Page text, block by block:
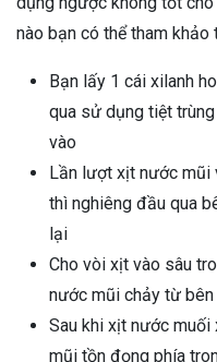
nào bạn có thể tham khảo
Bạn lấy 1 cái xilanh
qua sử dụng tiệt
vào
Lần lượt xịt nước mũi
thì nghiêng đầu qua
lại
Cho vòi xịt vào sâu
nước mũi chảy từ
Sau khi xịt nước
mũi tồn đọng phía